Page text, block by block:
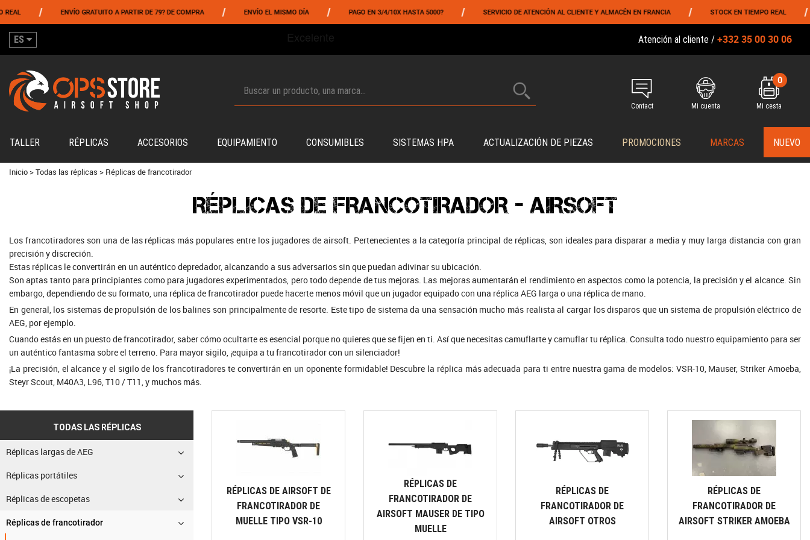
/ ENVÍO GRATUITO A PARTIR DE 79? DE COMPRA / ENVÍO EL MISMO DÍA / PAGO EN 3/4/10X HASTA 5000? / SERVICIO DE ATENCIÓN AL CLIENTE Y ALMACÉN EN FRANCIA / STOCK EN TIEMPO REAL /
ES Atención al cliente / +332 35 00 30 06
Contact Mi cuenta
0
Mi cesta
TALLER RÉPLICAS ACCESORIOS EQUIPAMIENTO CONSUMIBLES SISTEMAS HPA ACTUALIZACIÓN DE PIEZAS PROMOCIONES MARCAS NUEVO
Inicio>Todas las réplicas > Réplicas de francotirador
RÉPLICAS DE FRANCOTIRADOR - AIRSOFT
Los francotiradores son una de las réplicas más populares entre los jugadores de airsoft. Pertenecientes a la categoría principal de réplicas, son ideales para disparar a media y muy larga distancia con gran
precisión y discreción.
Estas réplicas le convertirán en un auténtico depredador, alcanzando a sus adversarios sin que puedan adivinar su ubicación.
Son aptas tanto para principiantes como para jugadores experimentados, pero todo depende de tus mejoras. Las mejoras aumentarán el rendimiento en aspectos como la potencia, la precisión y el alcance. Sin
embargo, dependiendo de su formato, una réplica de francotirador puede hacerte menos móvil que un jugador equipado con una réplica AEG larga o una réplica de mano.
En general, los sistemas de propulsión de los balines son principalmente de resorte. Este tipo de sistema da una sensación mucho más realista al cargar los disparos que un sistema de propulsión eléctrico de
AEG, por ejemplo.
Cuando estás en un puesto de francotirador, saber cómo ocultarte es esencial porque no quieres que se fijen en ti. Así que necesitas camuflarte y camuflar tu réplica. Consulta todo nuestro equipamiento para ser
un auténtico fantasma sobre el terreno. Para mayor sigilo, ¡equipa a tu francotirador con un silenciador!
¡La precisión, el alcance y el sigilo de los francotiradores te convertirán en un oponente formidable! Descubre la réplica más adecuada para ti entre nuestra gama de modelos: VSR-10, Mauser, Striker Amoeba,
Steyr Scout, M40A3, L96, T10 / T11, y muchos más.
TODAS LAS RÉPLICAS
Réplicas largas de AEG
Réplicas portátiles
Réplicas de escopetas
Réplicas de francotirador
RÉPLICAS DE AIRSOFT DE
FRANCOTIRADOR DE
MUELLE TIPO VSR-10
RÉPLICAS DE
FRANCOTIRADOR DE
AIRSOFT MAUSER DE TIPO
MUELLE
RÉPLICAS DE
FRANCOTIRADOR DE
AIRSOFT OTROS
RÉPLICAS DE
FRANCOTIRADOR DE
AIRSOFT STRIKER AMOEBA